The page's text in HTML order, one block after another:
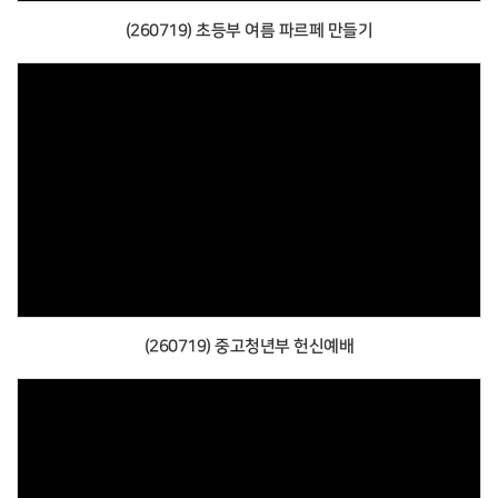
(260719) 초등부 여름 파르페 만들기
(260719) 중고청년부 헌신예배